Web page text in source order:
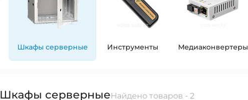
Шкафы серверные Инструменты Медиаконвертеры
Шкафы серверныеНайдено товаров - 2